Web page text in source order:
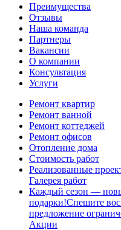
Преимущества
Отзывы
Наша команда
Партнеры
Вакансии
О компании
Консультация
Услуги
Ремонт квартир
Ремонт ванной
Ремонт коттеджей
Ремонт офисов
Отопление дома
Стоимость работ
Реализованные
Галерея работ
Каждый сезон —
подарки!Спешите
предложение
Акции